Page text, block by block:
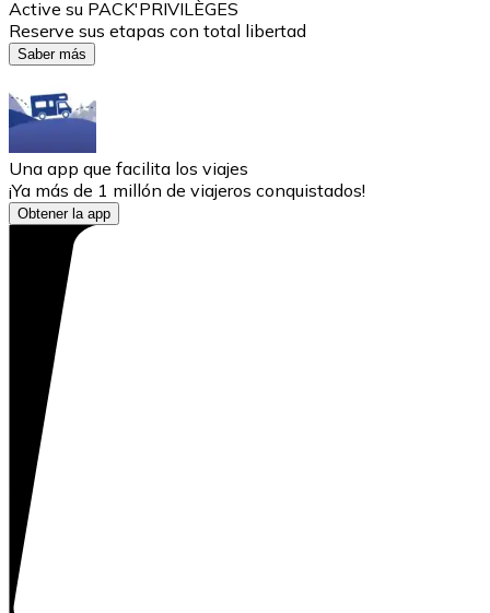
Active su PACK'PRIVILÈGES
Reserve sus etapas con total libertad
Saber más
Una app que facilita los viajes
¡Ya más de 1 millón de viajeros conquistados!
Obtener la app